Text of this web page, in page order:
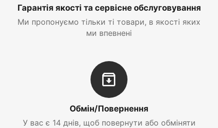
Гарантія якості та сервісне обслуговування
Ми пропонуємо тільки ті товари, в якості яких
ми впевнені
Обмін/Повернення
У вас є 14 днів, щоб повернути або обміняти